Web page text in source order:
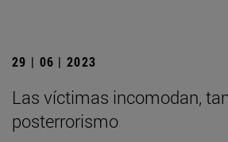
29 | 06 | 2023
Las víctimas incomodan,
posterrorismo